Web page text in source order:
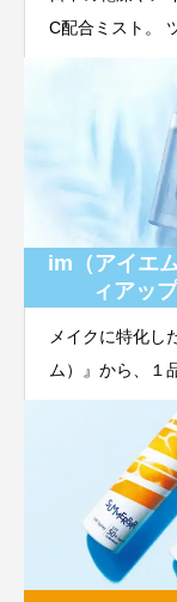
C配合ミスト。
新習慣ケア。
im（アイエ
ィアッ
メイクに特化し
ム）』から、１
し、さらっとし
ットパウダー」
「ビューティ
さわやかで透明
アップ ミスト